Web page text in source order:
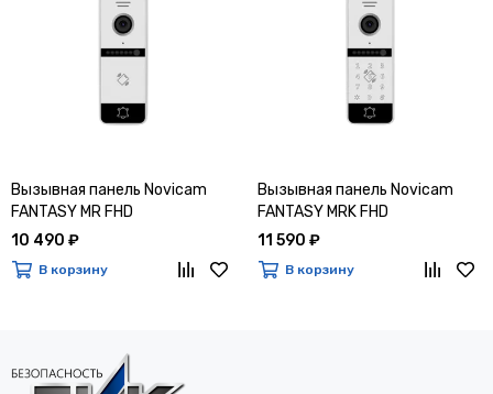
Вызывная панель Novicam
FANTASY MR FHD
10 490 ₽
В корзину
Вызывная панель Novicam
FANTASY MRK FHD
11 590 ₽
В корзину